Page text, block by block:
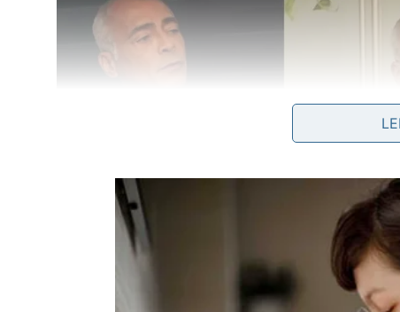
A maior parte dos recursos para o programa virá
recursos do
Tesouro Nacional
, o FGO cobriu
do Desenrola. Outra parte virá da Empresa